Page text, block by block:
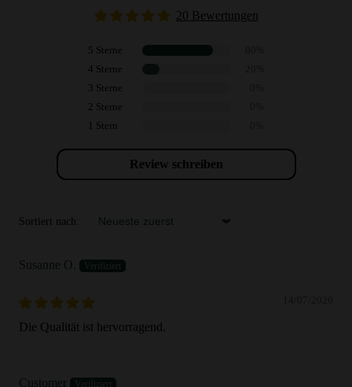
20 Bewertungen
5 Sterne
4 Sterne
3 Sterne
2 Sterne
1 Stern
Review schreiben
Sortiert nach: Sort by
Susanne O.
Die Qualität ist hervorragend.
Customer